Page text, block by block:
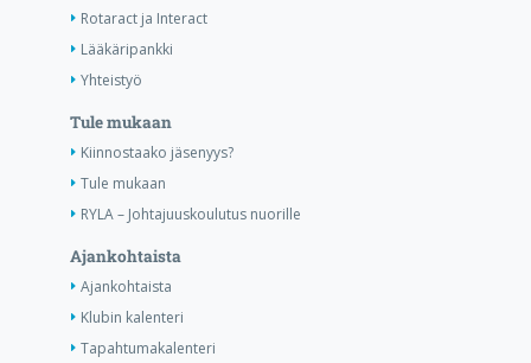
Rotaract ja Interact
Lääkäripankki
Yhteistyö
Tule mukaan
Kiinnostaako jäsenyys?
Tule mukaan
RYLA – Johtajuuskoulutus nuorille
Ajankohtaista
Ajankohtaista
Klubin kalenteri
Tapahtumakalenteri